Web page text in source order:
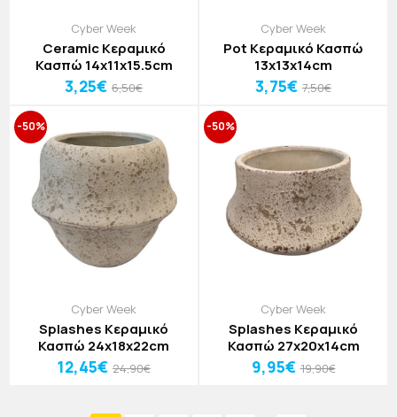
Cyber Week
Ceramic Κεραμικό
Κασπώ 14x11x15.5cm
3,25€ 6,50€
Cyber Week
Pot Κεραμικό Κασπώ
13x13x14cm
3,75€ 7,50€
-50%
Cyber Week
Splashes Κεραμικό
Κασπώ 24x18x22cm
12,45€ 24,90€
-50%
Cyber Week
Splashes Κεραμικό
Κασπώ 27x20x14cm
9,95€ 19,90€